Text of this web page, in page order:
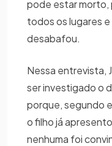
pode estar morto,
todos os lugares
desabafou.
Nessa entrevista,
ser investigado o
porque, segundo
o filho já
nenhuma foi